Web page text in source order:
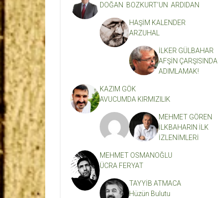
DOĞAN BOZKURT’UN ARDIDAN
HAŞİM KALENDER
ARZUHAL
İLKER GÜLBAHAR
AFŞİN ÇARŞISINDA
ADIMLAMAK!
KAZIM GÖK
AVUCUMDA KIRMIZILIK
MEHMET GÖREN
İLKBAHARIN İLK
İZLENİMLERİ
MEHMET OSMANOĞLU
ÜCRA FERYAT
TAYYİB ATMACA
Hüzün Bulutu